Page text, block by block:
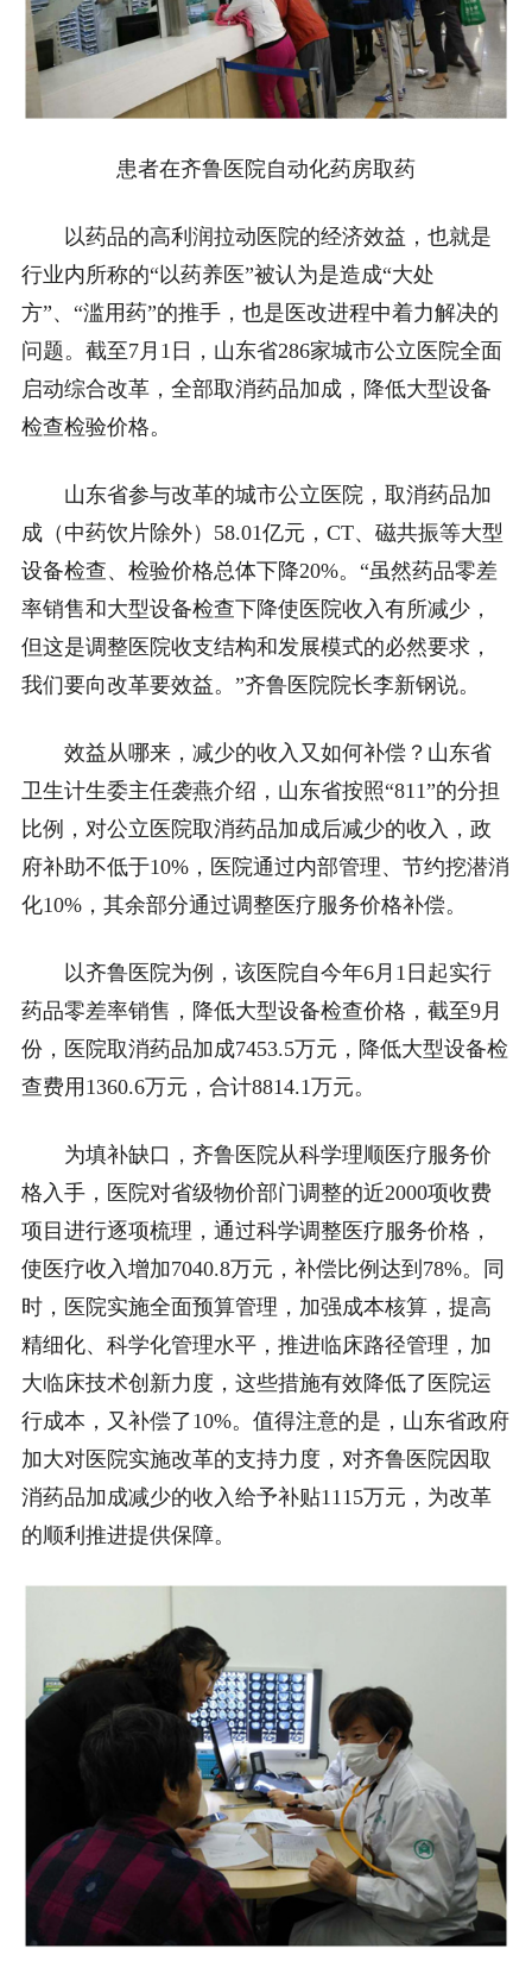
患者在齐鲁医院自动化药房取药
以药品的高利润拉动医院的经济效益，也就是
行业内所称的“以药养医”被认为是造成“大处
方”、“滥用药”的推手，也是医改进程中着力解决的
问题。截至7月1日，山东省286家城市公立医院全面
启动综合改革，全部取消药品加成，降低大型设备
检查检验价格。
山东省参与改革的城市公立医院，取消药品加
成（中药饮片除外）58.01亿元，CT、磁共振等大型
设备检查、检验价格总体下降20%。“虽然药品零差
率销售和大型设备检查下降使医院收入有所减少，
但这是调整医院收支结构和发展模式的必然要求，
我们要向改革要效益。”齐鲁医院院长李新钢说。
效益从哪来，减少的收入又如何补偿？山东省
卫生计生委主任袭燕介绍，山东省按照“811”的分担
比例，对公立医院取消药品加成后减少的收入，政
府补助不低于10%，医院通过内部管理、节约挖潜消
化10%，其余部分通过调整医疗服务价格补偿。
以齐鲁医院为例，该医院自今年6月1日起实行
药品零差率销售，降低大型设备检查价格，截至9月
份，医院取消药品加成7453.5万元，降低大型设备检
查费用1360.6万元，合计8814.1万元。
为填补缺口，齐鲁医院从科学理顺医疗服务价
格入手，医院对省级物价部门调整的近2000项收费
项目进行逐项梳理，通过科学调整医疗服务价格，
使医疗收入增加7040.8万元，补偿比例达到78%。同
时，医院实施全面预算管理，加强成本核算，提高
精细化、科学化管理水平，推进临床路径管理，加
大临床技术创新力度，这些措施有效降低了医院运
行成本，又补偿了10%。值得注意的是，山东省政府
加大对医院实施改革的支持力度，对齐鲁医院因取
消药品加成减少的收入给予补贴1115万元，为改革
的顺利推进提供保障。